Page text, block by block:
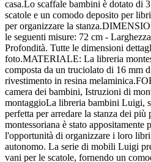
casa.Lo scaffale bambini è dotato di
scatole e un comodo deposito per
per organizzare la
le seguenti misure: 72 cm -
Profondità. Tutte le dimensioni
foto.MATERIALE: La libreria
composta da un truciolato di 16 mm
rivestimento in resina
camera dei bambini, Istruzioni di
montaggioLa libreria bambini Luigi,
perfetta per arredare la stanza dei
montessoriana è stato
l'opportunità di organizzare i loro
autonomo. La serie di mobili Luigi
vani per le scatole, fornendo un